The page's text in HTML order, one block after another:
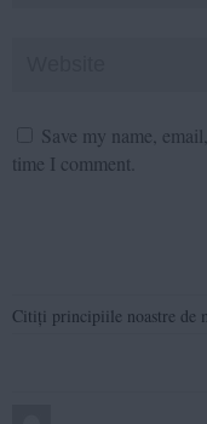
Save my name,
time I comment.
Citiți principiile noastre de